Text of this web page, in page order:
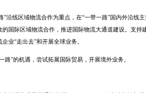
”沿线区域物流合作为重点，在“一带一路”国内外沿线
国际区域物流合作，推进国际物流大通道建设。支持
业“走出去”和开展全球业务。
”的机遇，尝试拓展国际贸易，开展境外业务。